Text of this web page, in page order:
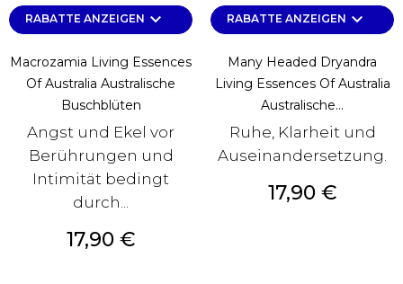
RABATTE ANZEIGEN keyboard_arrow_down
Macrozamia Living Essences
Of Australia Australische
Buschblüten
Angst und Ekel vor
Berührungen und
Intimität bedingt
durch...
Preis
17,90 €
RABATTE ANZEIGEN keyboard_arrow_down
Many Headed Dryandra
Living Essences Of Australia
Australische...
Ruhe, Klarheit und
Auseinandersetzung.
Preis
17,90 €